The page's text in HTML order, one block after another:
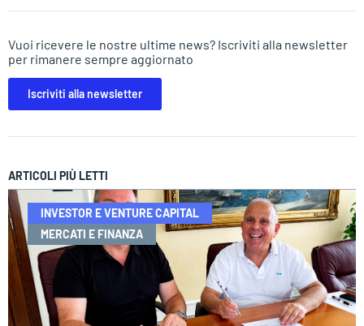
Vuoi ricevere le nostre ultime news? Iscriviti alla newsletter
per rimanere sempre aggiornato
Iscriviti alla newsletter
ARTICOLI PIÙ LETTI
INVESTOR E VENTURE CAPITAL
MERCATI E FINANZA